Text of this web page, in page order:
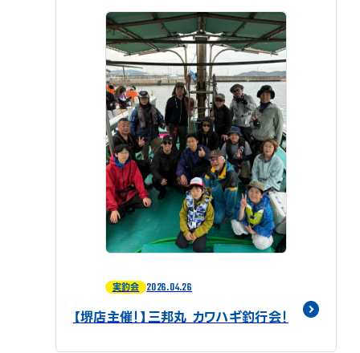
実釣会 2026.04.26
【堺店主催！】三邦丸 カワハギ釣行会！